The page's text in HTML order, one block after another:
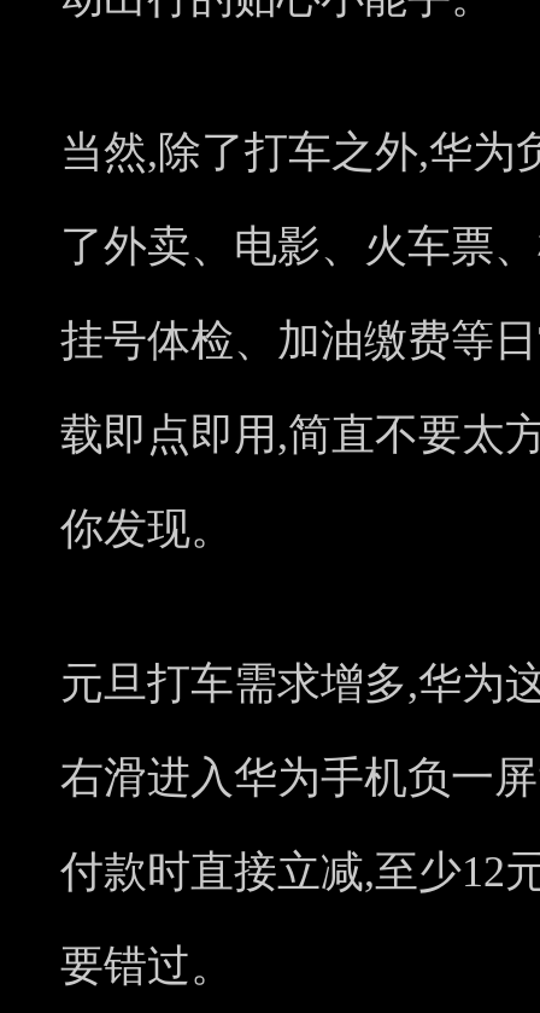
当然,除了打车之外,华为
了外卖、电影、火车票
挂号体检、加油缴费等
载即点即用,简直不要太
你发现。
元旦打车需求增多,华为
右滑进入华为手机负一
付款时直接立减,至少12
要错过。